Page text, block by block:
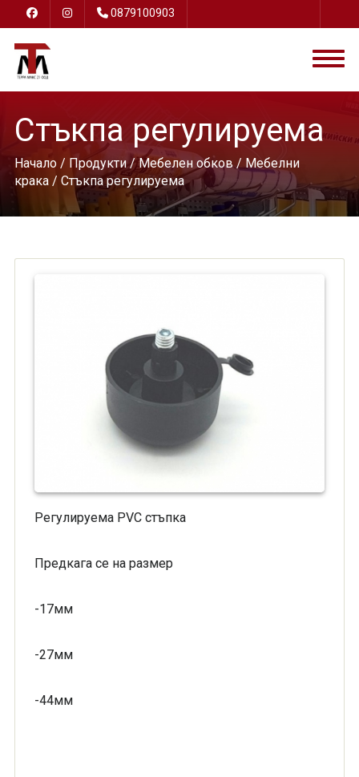
0879100903
Стъкпа регулируема
Начало/ Продукти/Мебелен обков/ Мебелни
крака/ Стъкпа регулируема
Регулируема PVC стъпкa
Предкага се на размер
-17мм
-27мм
-44мм